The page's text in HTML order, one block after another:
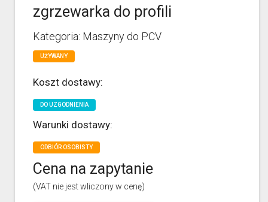
zgrzewarka do profili
Kategoria: Maszyny do PCV
UŻYWANY
Koszt dostawy:
DO UZGODNIENIA
Warunki dostawy:
ODBIÓR OSOBISTY
Cena na zapytanie
(VAT nie jest wliczony w cenę)